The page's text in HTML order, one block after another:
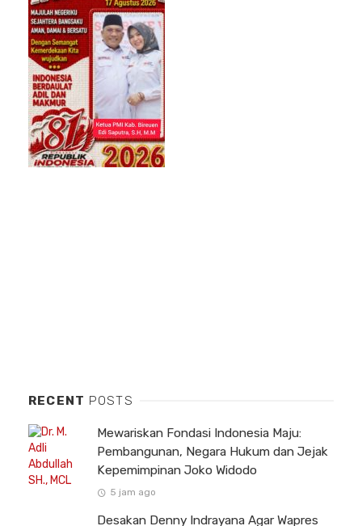
RECENT POSTS
Mewariskan Fondasi Indonesia Maju:
Pembangunan, Negara Hukum dan Jejak
Kepemimpinan Joko Widodo
5 jam ago
Desakan Denny Indrayana Agar Wapres